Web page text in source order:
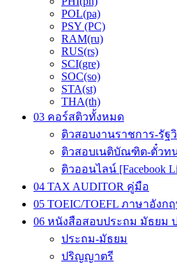
POL(pa)
PSY (PC)
RAM(ru)
RUS(rs)
SCI(gre)
SOC(so)
STA(st)
THA(th)
03 คอร์สติวทั้งหมด
ติวสอบงานราชการ-รัฐ
ติวสอบเนติบัณฑิต-ตั๋วท
ติวออนไลน์ [Facebook
04 TAX AUDITOR คู่มือ
05 TOEIC/TOEFL ภาษาอังก
06 หนังสือสอบประถม มัธยม
ประถม-มัธยม
ปริญญาตรี